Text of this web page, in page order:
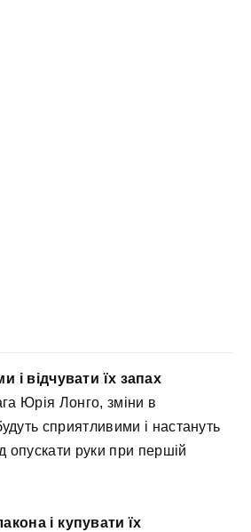
і відчувати їх запах
Юрія Лонго, зміни в
сприятливими і настануть
опускати руки при першій
і купувати їх